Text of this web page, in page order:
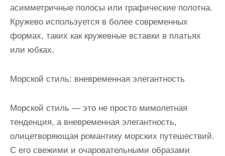
асимметричные полосы или графические полотна.
Кружево используется в более современных
формах, таких как кружевные вставки в платьях
или юбках.
Морской стиль: вневременная элегантность
Морской стиль — это не просто мимолетная
тенденция, а вневременная элегантность,
олицетворяющая романтику морских путешествий.
С его свежими и очаровательными образами